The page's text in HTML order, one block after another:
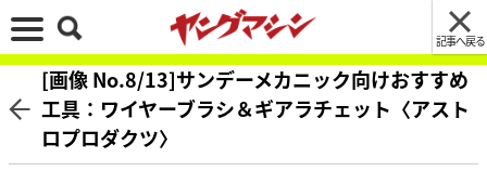
記事へ戻る
[画像 No.8/13]サンデーメカニック向けおすすめ
工具：ワイヤーブラシ＆ギアラチェット〈アスト
ロプロダクツ〉